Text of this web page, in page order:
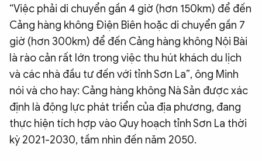
“Việc phải di chuyển gần 4 giờ (hơn 150km) để đến
Cảng hàng không Điện Biên hoặc di chuyển gần 7
giờ (hơn 300km) để đến Cảng hàng không Nội Bài
là rào cản rất lớn trong việc thu hút khách du lịch
và các nhà đầu tư đến với tỉnh Sơn La”, ông Minh
nói và cho hay: Cảng hàng không Nà Sản được xác
định là động lực phát triển của địa phương, đang
thực hiện tích hợp vào Quy hoạch tỉnh Sơn La thời
kỳ 2021-2030, tầm nhìn đến năm 2050.